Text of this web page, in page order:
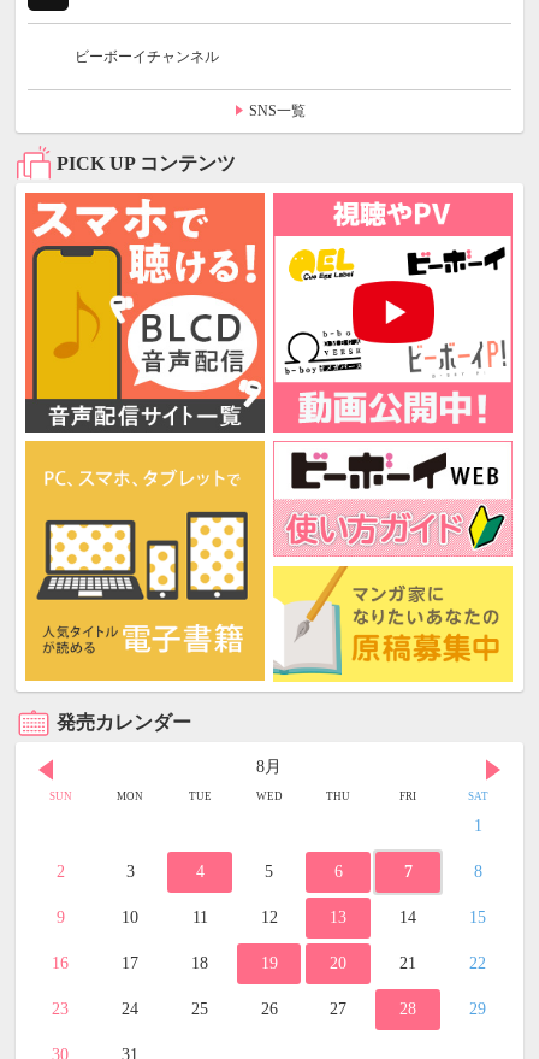
ビーボーイチャンネル
SNS一覧
PICK UP コンテンツ
発売カレンダー
8月
SUN MON TUE WED THU FRI SAT
1
2 3 4 5 6 7 8
9 10 11 12 13 14 15
16 17 18 19 20 21 22
23 24 25 26 27 28 29
30 31